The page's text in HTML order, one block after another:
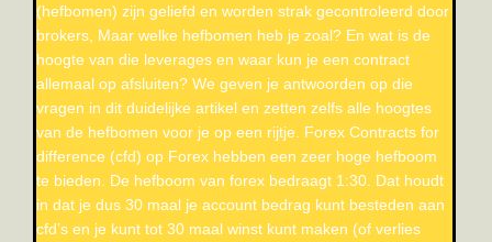
(hefbomen) zijn geliefd en worden strak gecontroleerd door
brokers, Maar welke hefbomen heb je zoal? En wat is de
hoogte van die leverages en waar kun je een contract
allemaal op afsluiten? We geven je antwoorden op die
vragen in dit duidelijke artikel en zetten zelfs alle hoogtes
van de hefbomen voor je op een rijtje. Forex Contracts for
difference (cfd) op Forex hebben een zeer hoge hefboom
te bieden. De hefboom van forex bedraagt 1:30. Dat houdt
in dat je dus 30 maal je account bedrag kunt besteden aan
cfd’s en je kunt tot 30 maal winst kunt maken (of verlies